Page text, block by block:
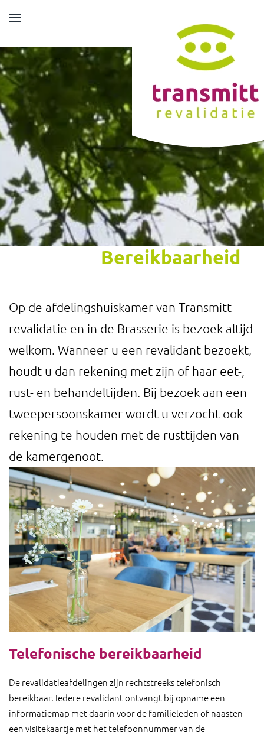
Bereikbaarheid
Op de afdelingshuiskamer van Transmitt
revalidatie en in de Brasserie is bezoek altijd
welkom. Wanneer u een revalidant bezoekt,
houdt u dan rekening met zijn of haar eet-,
rust- en behandeltijden. Bij bezoek aan een
tweepersoonskamer wordt u verzocht ook
rekening te houden met de rusttijden van
de kamergenoot.
Telefonische bereikbaarheid
De revalidatieafdelingen zijn rechtstreeks telefonisch
bereikbaar. Iedere revalidant ontvangt bij opname een
informatiemap met daarin voor de familieleden of naasten
een visitekaartje met het telefoonnummer van de